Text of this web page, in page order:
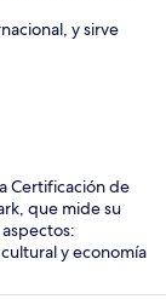
y sirve
Certificación de
que mide su
y economía